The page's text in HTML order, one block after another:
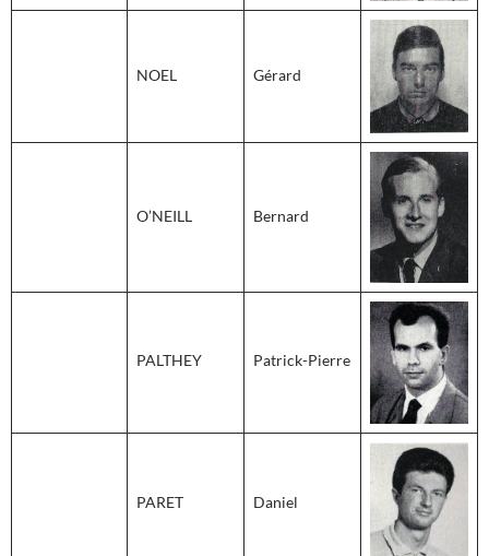
NOEL Gérard
O’NEILL Bernard
PALTHEY Patrick-Pierre
PARET Daniel